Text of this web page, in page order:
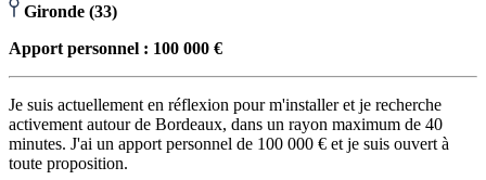
Gironde (33)
Apport personnel : 100 000 €
Je suis actuellement en réflexion pour m'installer et je recherche
activement autour de Bordeaux, dans un rayon maximum de 40
minutes. J'ai un apport personnel de 100 000 € et je suis ouvert à
toute proposition.